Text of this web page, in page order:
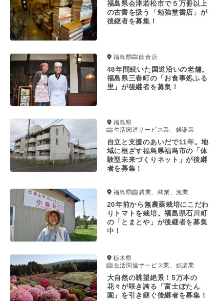
福島県会津若松市で５万冊以上
の古書を扱う「勉強堂書店」が
後継者を募集！
福島県 飲食店
48年間続いた国道沿いの老舗。
福島県三春町の「お食事処ふる
里」が後継者を募集！
福島県
生活関連サービス業、娯楽業
自立と支援のあいだで11年。地
域に根ざす福島県福島市の「体
験型未来づくりネット」が後継
者を募集！
福島県 農業、林業、漁業
20年前から無農薬栽培にこだわ
りトマトを栽培。福島県石川町
の「とまとや」が後継者を募集
中！
栃木県
生活関連サービス業、娯楽業
大自然の眺望絶景！5万本の
花々が咲き誇る「富士ぼたん
園」を引き継ぐ後継者を募集！